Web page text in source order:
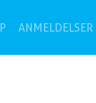
ANMELDELSER